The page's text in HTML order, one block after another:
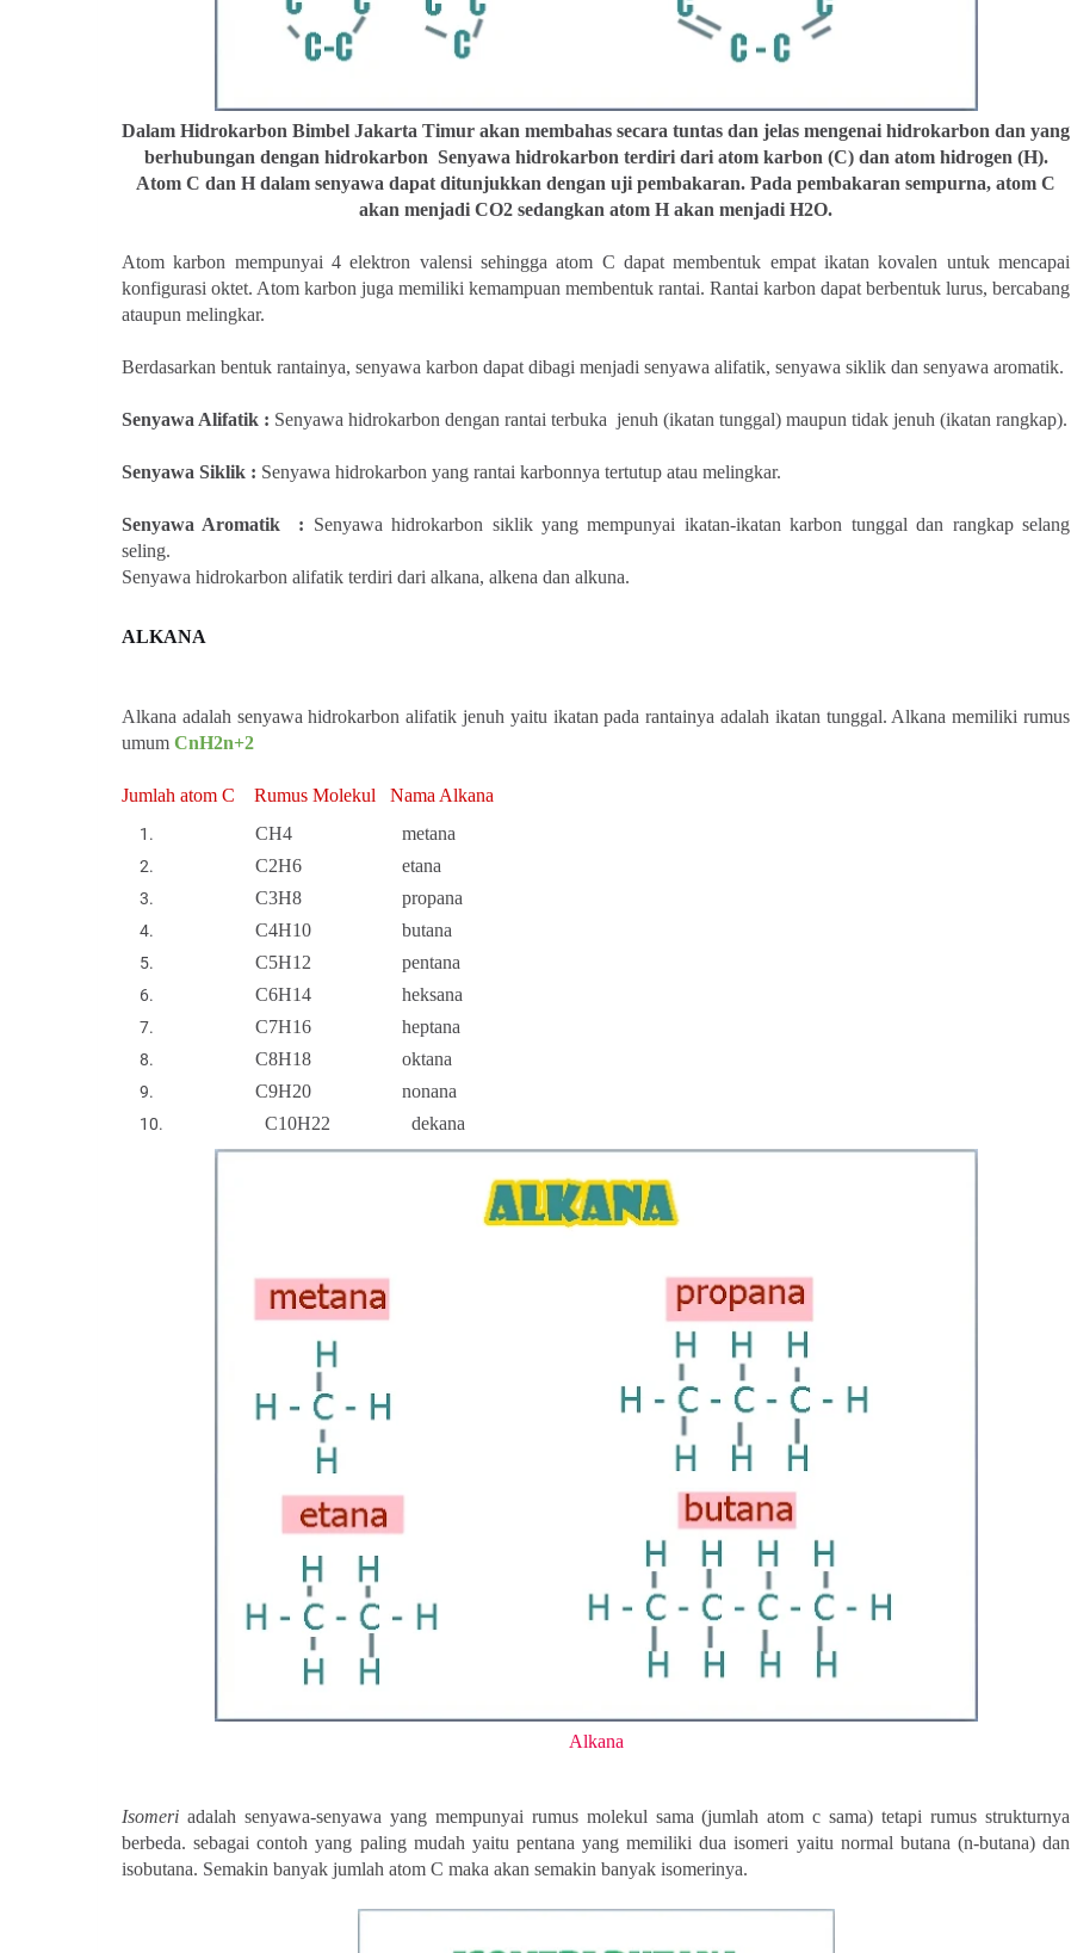
Dalam Hidrokarbon Bimbel Jakarta Timur akan membahas secara tuntas dan jelas mengenai hidrokarbon dan yang
berhubungan dengan hidrokarbon Senyawa hidrokarbon terdiri dari atom karbon (C) dan atom hidrogen (H).
Atom C dan H dalam senyawa dapat ditunjukkan dengan uji pembakaran. Pada pembakaran sempurna, atom C
akan menjadi CO2 sedangkan atom H akan menjadi H2O.
Atom karbon mempunyai 4 elektron valensi sehingga atom C dapat membentuk empat ikatan kovalen untuk mencapai
konfigurasi oktet. Atom karbon juga memiliki kemampuan membentuk rantai. Rantai karbon dapat berbentuk lurus, bercabang
ataupun melingkar.
Berdasarkan bentuk rantainya, senyawa karbon dapat dibagi menjadi senyawa alifatik, senyawa siklik dan senyawa aromatik.
Senyawa Alifatik : Senyawa hidrokarbon dengan rantai terbuka jenuh (ikatan tunggal) maupun tidak jenuh (ikatan rangkap).
Senyawa Siklik : Senyawa hidrokarbon yang rantai karbonnya tertutup atau melingkar.
Senyawa Aromatik : Senyawa hidrokarbon siklik yang mempunyai ikatan-ikatan karbon tunggal dan rangkap selang
seling.
Senyawa hidrokarbon alifatik terdiri dari alkana, alkena dan alkuna.
ALKANA
Alkana adalah senyawa hidrokarbon alifatik jenuh yaitu ikatan pada rantainya adalah ikatan tunggal. Alkana memiliki rumus
umum CnH2n+2
Jumlah atom C Rumus Molekul Nama Alkana
CH4 metana
C2H6
etana
C3H8 propana
C4H10 butana
C5H12 pentana
C6H14 heksana
C7H16 heptana
C8H18 oktana
C9H20 nonana
C10H22 dekana
Alkana
Isomeri adalah senyawa-senyawa yang mempunyai rumus molekul sama (jumlah atom c sama) tetapi rumus strukturnya
berbeda. sebagai contoh yang paling mudah yaitu pentana yang memiliki dua isomeri yaitu normal butana (n-butana) dan
isobutana. Semakin banyak jumlah atom C maka akan semakin banyak isomerinya.